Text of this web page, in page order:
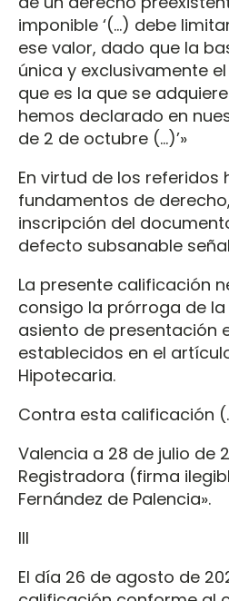
imponible ‘(…) debe
ese valor, dado que la
única y exclusivamente
que es la que se
hemos declarado en
de 2 de octubre (…)’»
En virtud de los referidos
fundamentos de
inscripción del
defecto subsanable
La presente calificación
consigo la prórroga de
asiento de presentación
establecidos en el
Hipotecaria.
Contra esta calificación
Valencia a 28 de julio de
Registradora (firma
Fernández de Palencia».
III
El día 26 de agosto de